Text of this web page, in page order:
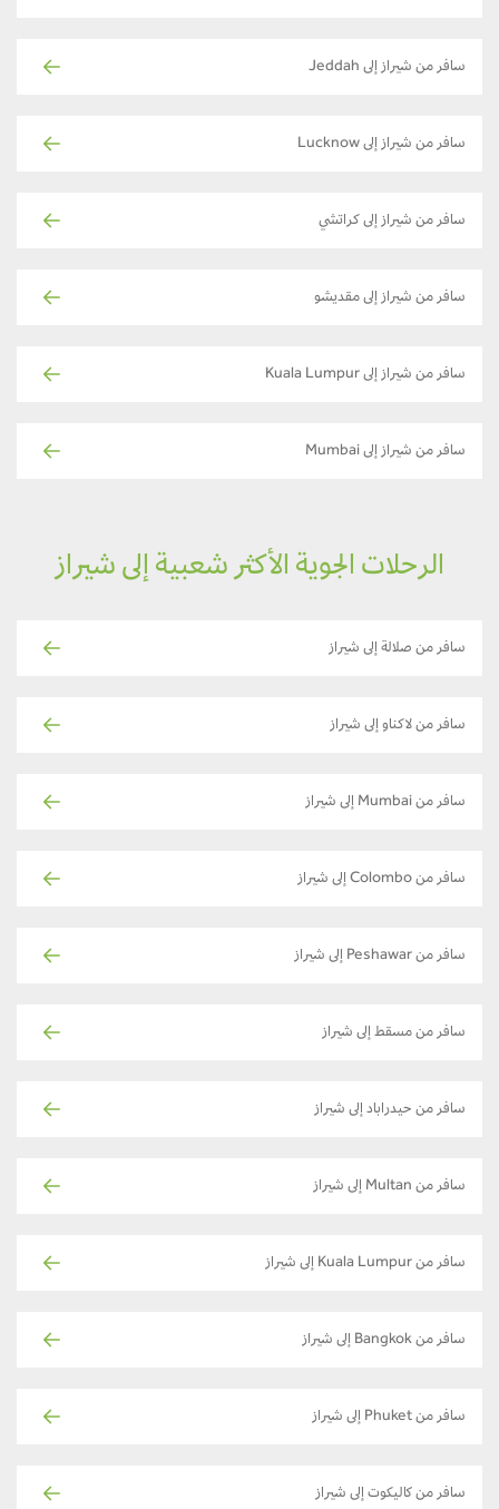
سافر من شيراز إلى Jeddah
سافر من شيراز إلى Lucknow
سافر من شيراز إلى كراتشي
سافر من شيراز إلى مقديشو
سافر من شيراز إلى Kuala Lumpur
سافر من شيراز إلى Mumbai
الرحلات الجوية الأكثر شعبية إلى شيراز
سافر من صلالة إلى شيراز
سافر من لاكناو إلى شيراز
سافر من Mumbai إلى شيراز
سافر من Colombo إلى شيراز
سافر من Peshawar إلى شيراز
سافر من مسقط إلى شيراز
سافر من حيدراباد إلى شيراز
سافر من Multan إلى شيراز
سافر من Kuala Lumpur إلى شيراز
سافر من Bangkok إلى شيراز
سافر من Phuket إلى شيراز
سافر من كاليكوت إلى شيراز